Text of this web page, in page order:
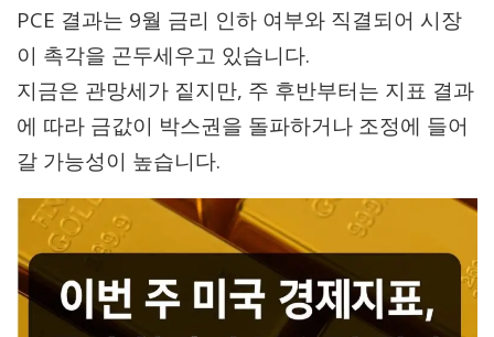
PCE 결과는 9월 금리 인하 여부와 직결되어 시장
이 촉각을 곤두세우고 있습니다.
지금은 관망세가 짙지만, 주 후반부터는 지표 결과
에 따라 금값이 박스권을 돌파하거나 조정에 들어
갈 가능성이 높습니다.